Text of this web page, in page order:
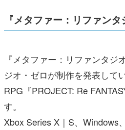
『メタファー：リファン
『メタファー：リファンタジ
ジオ・ゼロが制作を発表して
RPG『PROJECT: Re
す。
Xbox Series X｜S、Windows